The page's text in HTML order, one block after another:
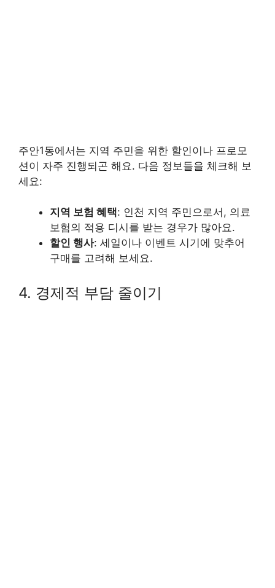
주안1동에서는 지역 주민을 위한 할인이나 프로모
션이 자주 진행되곤 해요. 다음 정보들을 체크해 보
세요:
지역 보험 혜택: 인천 지역 주민으로서, 의료
보험의 적용 디시를 받는 경우가 많아요.
할인 행사: 세일이나 이벤트 시기에 맞추어
구매를 고려해 보세요.
4. 경제적 부담 줄이기